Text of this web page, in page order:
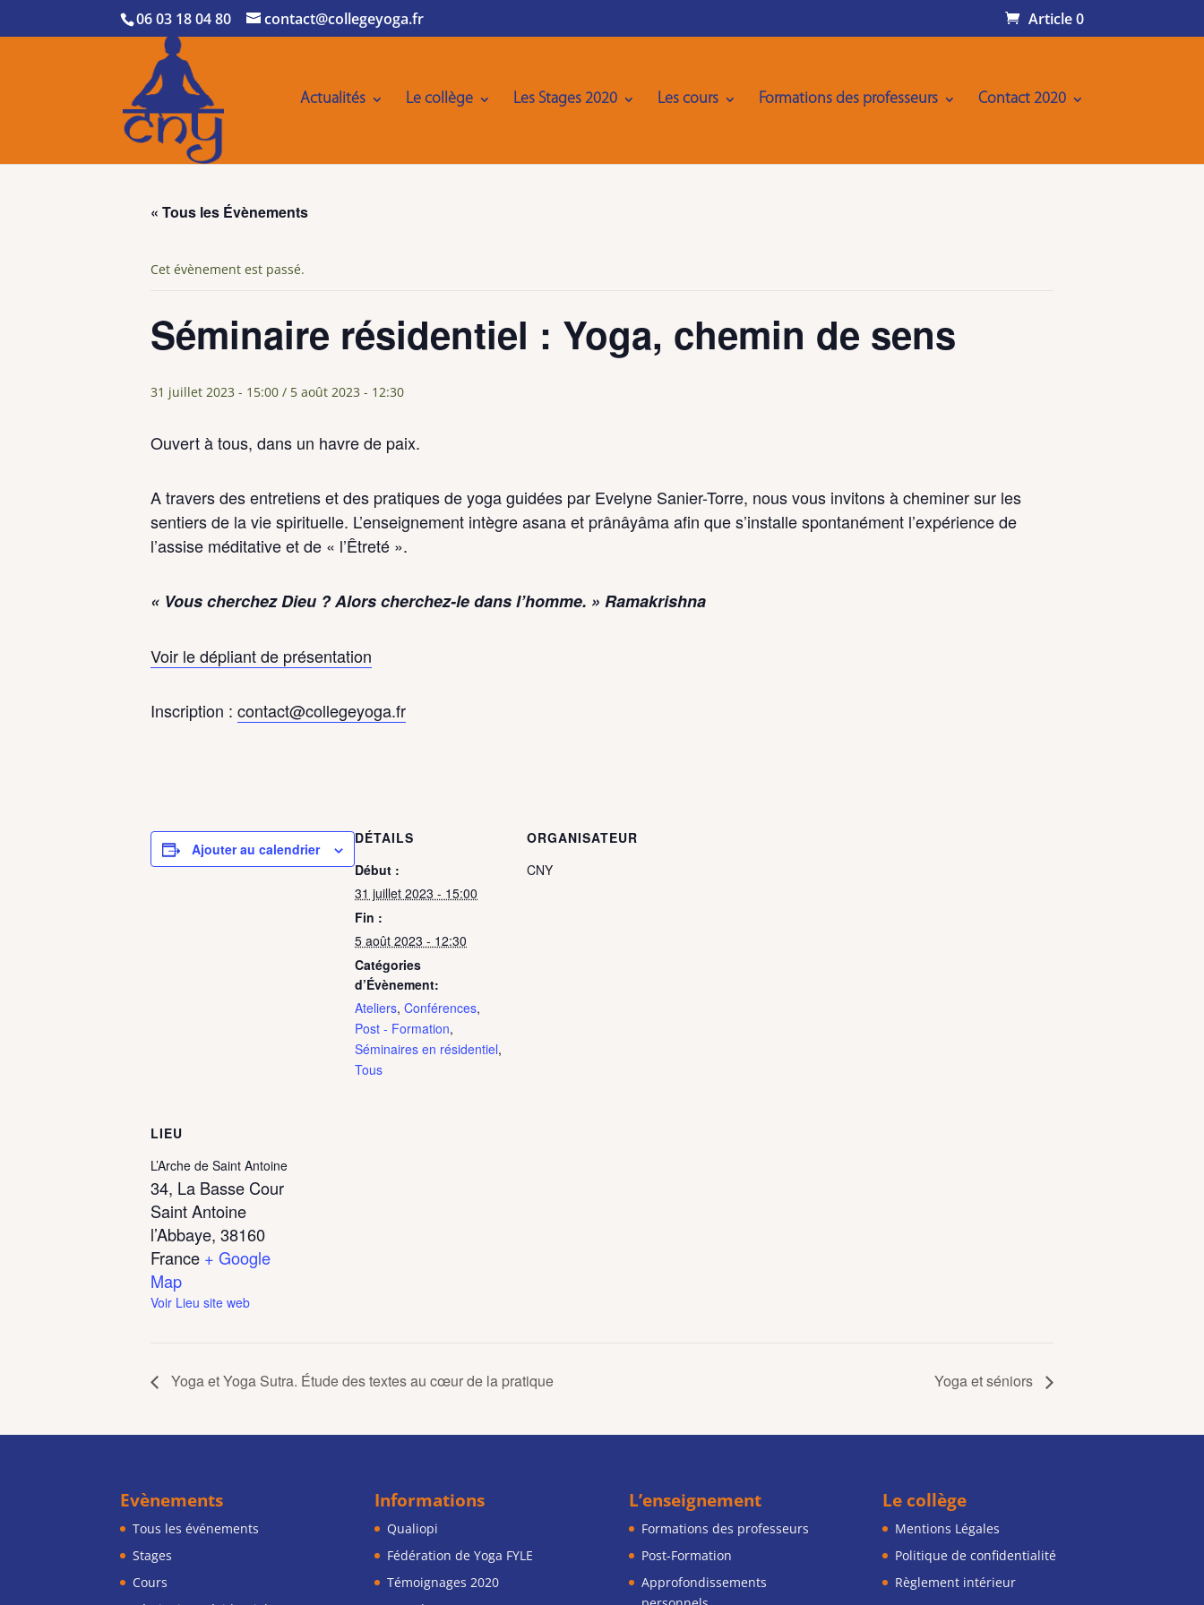
06 03 18 04 80 contact@collegeyoga.fr Article 0
Actualités Le collège Les Stages 2020 Les cours Formations des professeurs Contact 2020
« Tous les Évènements
Cet évènement est passé.
Séminaire résidentiel : Yoga, chemin de sens
31 juillet 2023 - 15:00 / 5 août 2023 - 12:30
Ouvert à tous, dans un havre de paix.
A travers des entretiens et des pratiques de yoga guidées par Evelyne Sanier-Torre, nous vous invitons à cheminer sur les
sentiers de la vie spirituelle. L’enseignement intègre asana et prânâyâma afin que s’installe spontanément l’expérience de
l’assise méditative et de « l’Êtreté ».
« Vous cherchez Dieu ? Alors cherchez-le dans l’homme. » Ramakrishna
Voir le dépliant de présentation
Inscription : contact@collegeyoga.fr
Ajouter au calendrier
DÉTAILS
Début :
31 juillet 2023 - 15:00
Fin :
5 août 2023 - 12:30
Catégories
d’Évènement:
Ateliers, Conférences,
Post - Formation,
Séminaires en résidentiel,
Tous
ORGANISATEUR
CNY
LIEU
L’Arche de Saint Antoine
34, La Basse Cour
Saint Antoine
l’Abbaye, 38160
France + Google
Map
Voir Lieu site web
Yoga et Yoga Sutra. Étude des textes au cœur de la pratique Yoga et séniors
Evènements
Tous les événements
Stages
Cours
Informations
Qualiopi
Fédération de Yoga FYLE
Témoignages 2020
L’enseignement
Formations des professeurs
Post-Formation
Approfondissements
Le collège
Mentions Légales
Politique de confidentialité
Règlement intérieur